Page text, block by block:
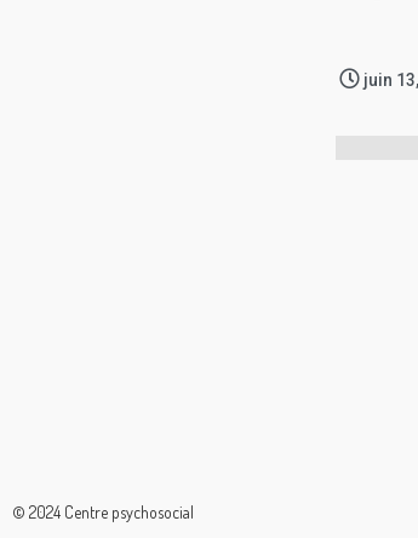
juin
© 2024 Centre psychosocial